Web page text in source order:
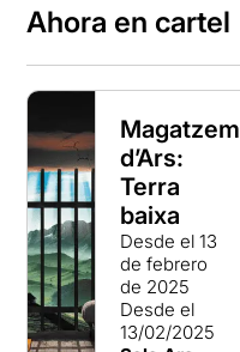
Ahora en cartel
Magatzem
d’Ars:
Terra
baixa
Desde el 13
de febrero
de 2025
Desde el
13/02/2025